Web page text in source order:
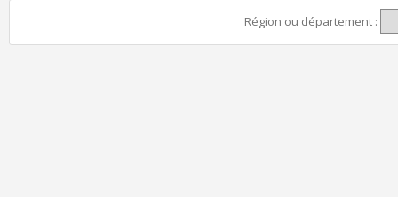
Région ou département :